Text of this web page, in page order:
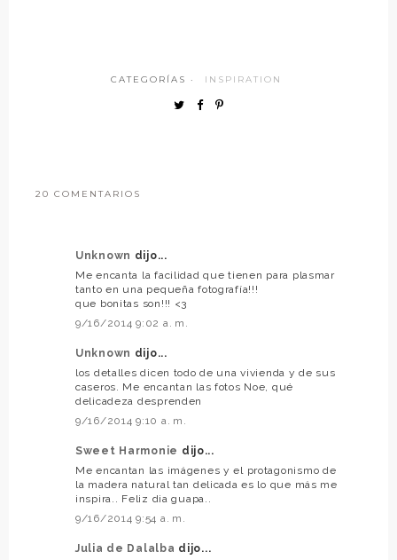
CATEGORÍAS · INSPIRATION
20 COMENTARIOS
Unknown dijo...
Me encanta la facilidad que tienen para plasmar
tanto en una pequeña fotografía!!!
que bonitas son!!! <3
9/16/2014 9:02 a. m.
Unknown dijo...
los detalles dicen todo de una vivienda y de sus
caseros. Me encantan las fotos Noe, qué
delicadeza desprenden
9/16/2014 9:10 a. m.
Sweet Harmonie dijo...
Me encantan las imágenes y el protagonismo de
la madera natural tan delicada es lo que más me
inspira.. Feliz dia guapa..
9/16/2014 9:54 a. m.
Julia de Dalalba dijo...